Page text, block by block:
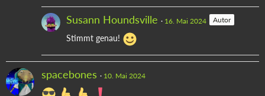
Susann Houndsville 16. Mai 2024 Autor
Stimmt genau!
spacebones 10. Mai 2024